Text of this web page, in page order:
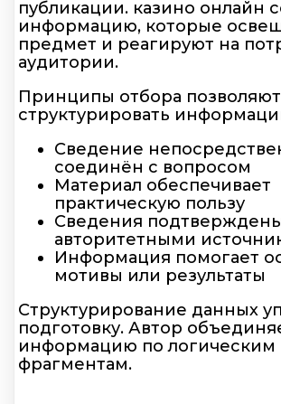
публикации. казино онлайн
информацию, которые
предмет и реагируют на
аудитории.
Принципы отбора позволяют
структурировать
Сведение
соединён с вопросом
Материал обеспечивает
практическую пользу
Сведения
авторитетными
Информация помогает
мотивы или результаты
Структурирование данных
подготовку. Автор
информацию по логическим
фрагментам.